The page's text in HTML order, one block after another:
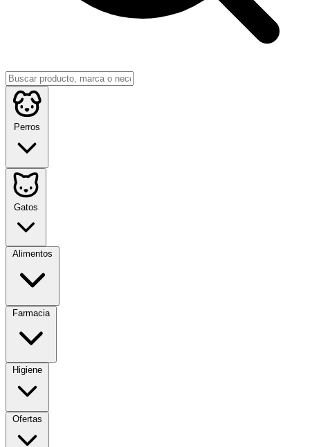
Perros
Gatos
Alimentos
Farmacia
Higiene
Ofertas